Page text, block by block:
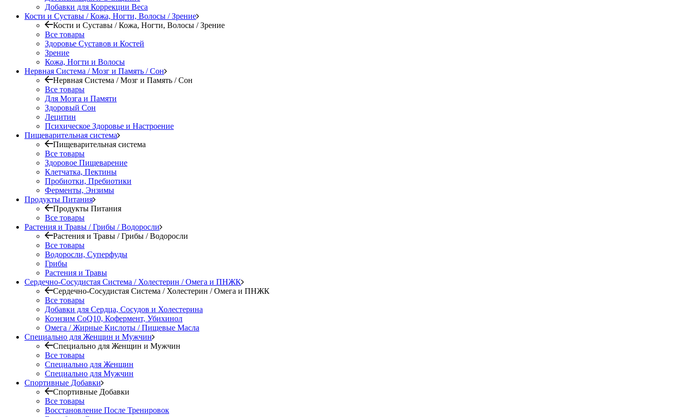
Добавки для Коррекции Веса
Кости и Суставы / Кожа, Ногти, Волосы / Зрение
Кости и Суставы / Кожа, Ногти, Волосы / Зрение
Все товары
Здоровье Суставов и Костей
Зрение
Кожа, Ногти и Волосы
Нервная Система / Мозг и Память / Сон
Нервная Система / Мозг и Память / Сон
Все товары
Для Мозга и Памяти
Здоровый Сон
Лецитин
Психическое Здоровье и Настроение
Пищеварительная система
Пищеварительная система
Все товары
Здоровое Пищеварение
Клетчатка, Пектины
Пробиотки, Пребиотики
Ферменты, Энзимы
Продукты Питания
Продукты Питания
Все товары
Растения и Травы / Грибы / Водоросли
Растения и Травы / Грибы / Водоросли
Все товары
Водоросли, Суперфуды
Грибы
Растения и Травы
Сердечно-Сосудистая Система / Холестерин / Омега и ПНЖК
Сердечно-Сосудистая Система / Холестерин / Омега и ПНЖК
Все товары
Добавки для Сердца, Сосудов и Холестерина
Коэнзим CoQ10, Кофермент, Убихинол
Омега / Жирные Кислоты / Пищевые Масла
Специально для Женщин и Мужчин
Специально для Женщин и Мужчин
Все товары
Специально для Женщин
Специально для Мужчин
Спортивные Добавки
Спортивные Добавки
Все товары
Восстановление После Тренировок